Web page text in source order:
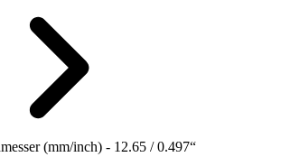
(mm/inch) - 12.65 / 0.497“